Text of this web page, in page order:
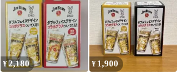
¥2,180 ¥ 1,900